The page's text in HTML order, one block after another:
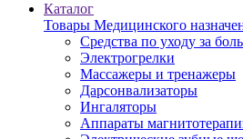
Каталог
Товары Медицинского
Средства по уходу за
Электрогрелки
Массажеры и тренажеры
Дарсонвализаторы
Ингаляторы
Аппараты